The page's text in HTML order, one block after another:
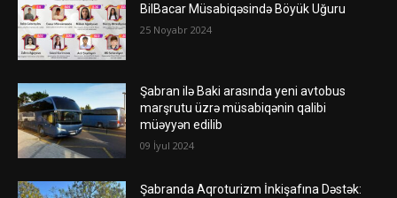
BilBacar Müsabiqəsində Böyük Uğuru
25 Noyabr 2024
Şabran ilə Baki arasında yeni avtobus
marşrutu üzrə müsabiqənin qalibi
müəyyən edilib
09 İyul 2024
Şabranda Aqroturizm İnkişafına Dəstək: